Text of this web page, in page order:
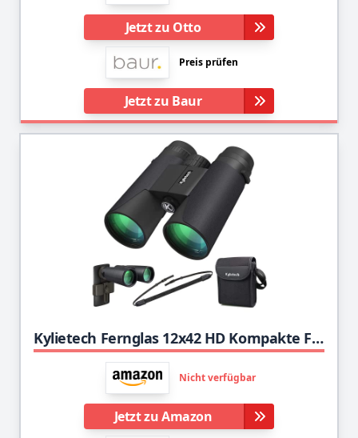
Jetzt zu Otto
Preis prüfen
Jetzt zu Baur
Kylietech Fernglas 12x42 HD Kompakte Ferngläser wasserdicht für Vogelbeobachtung, Wandern, Jagd, Sightseeing, FMC-Linse Feldstecher inkl. Tragetasche, Tragegurt und Smartphone-Adapter
Nicht verfügbar
Jetzt zu Amazon